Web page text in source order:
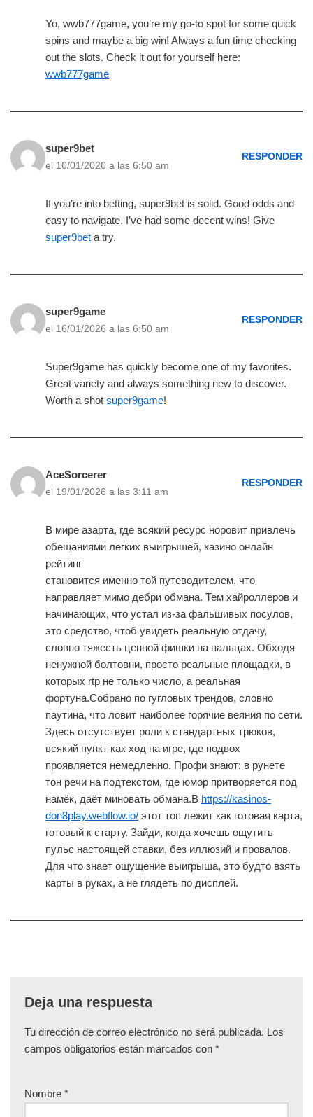
Yo, wwb777game, you’re my go-to spot for some quick
spins and maybe a big win! Always a fun time checking
out the slots. Check it out for yourself here:
wwb777game
super9bet
el 16/01/2026 a las 6:50 am
RESPONDER
If you’re into betting, super9bet is solid. Good odds and
easy to navigate. I’ve had some decent wins! Give
super9bet a try.
super9game
el 16/01/2026 a las 6:50 am
RESPONDER
Super9game has quickly become one of my favorites.
Great variety and always something new to discover.
Worth a shot super9game!
AceSorcerer
el 19/01/2026 a las 3:11 am
RESPONDER
В мире азарта, где всякий ресурс норовит привлечь
обещаниями легких выигрышей, казино онлайн
рейтинг
становится именно той путеводителем, что
направляет мимо дебри обмана. Тем хайроллеров и
начинающих, что устал из-за фальшивых посулов,
это средство, чтоб увидеть реальную отдачу,
словно тяжесть ценной фишки на пальцах. Обходя
ненужной болтовни, просто реальные площадки, в
которых rtp не только число, а реальная
фортуна.Собрано по гугловых трендов, словно
паутина, что ловит наиболее горячие веяния по сети.
Здесь отсутствует роли к стандартных трюков,
всякий пункт как ход на игре, где подвох
проявляется немедленно. Профи знают: в рунете
тон речи на подтекстом, где юмор притворяется под
намёк, даёт миновать обмана.В https://kasinos-
don8play.webflow.io/ этот топ лежит как готовая карта,
готовый к старту. Зайди, когда хочешь ощутить
пульс настоящей ставки, без иллюзий и провалов.
Для что знает ощущение выигрыша, это будто взять
карты в руках, а не глядеть по дисплей.
Deja una respuesta
Tu dirección de correo electrónico no será publicada. Los
campos obligatorios están marcados con *
Nombre *